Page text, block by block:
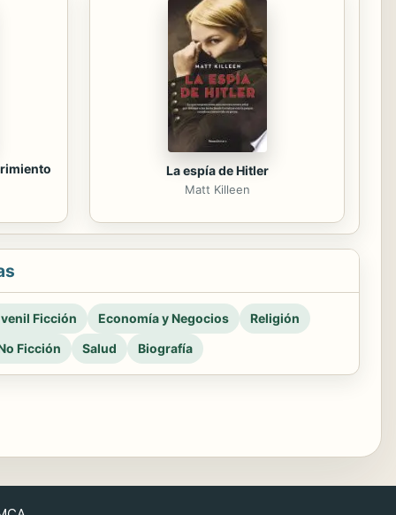
La espía de Hitler
Matt Killeen
Ficción Economía y Negocios
Religión
Ficción
Salud Biografía